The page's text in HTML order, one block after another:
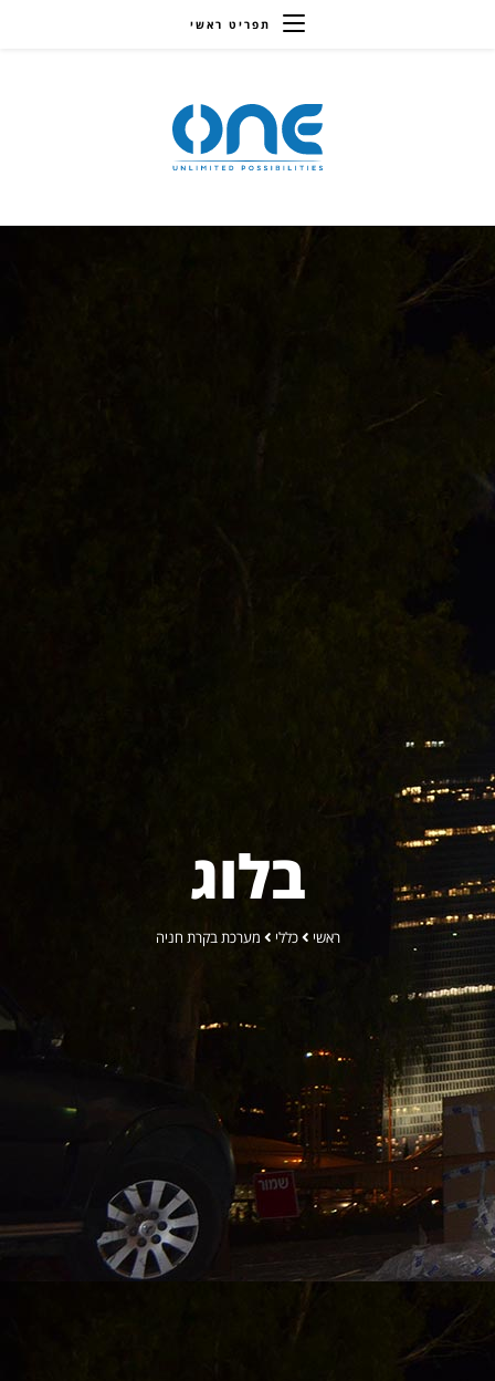
תפריט ראשי
בלוג
ראשי כללי מערכת בקרת חניה